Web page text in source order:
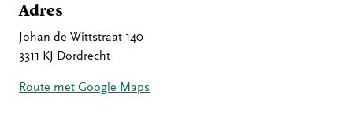
Adres
Johan de Wittstraat 140
3311 KJ Dordrecht
Route met Google Maps